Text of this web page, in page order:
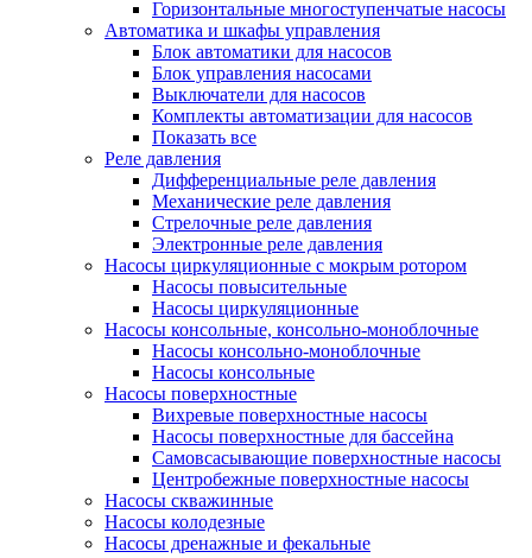
Горизонтальные многоступенчатые насосы
Автоматика и шкафы управления
Блок автоматики для насосов
Блок управления насосами
Выключатели для насосов
Комплекты автоматизации для насосов
Показать все
Реле давления
Дифференциальные реле давления
Механические реле давления
Стрелочные реле давления
Электронные реле давления
Насосы циркуляционные с мокрым ротором
Насосы повысительные
Насосы циркуляционные
Насосы консольные, консольно-моноблочные
Насосы консольно-моноблочные
Насосы консольные
Насосы поверхностные
Вихревые поверхностные насосы
Насосы поверхностные для бассейна
Самовсасывающие поверхностные насосы
Центробежные поверхностные насосы
Насосы скважинные
Насосы колодезные
Насосы дренажные и фекальные